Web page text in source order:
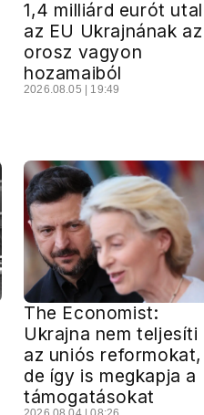
1,4 milliárd eurót utal
az EU Ukrajnának az
orosz vagyon
hozamaiból
2026.08.05 | 19:49
The Economist:
Ukrajna nem teljesíti
az uniós reformokat,
de így is megkapja a
támogatásokat